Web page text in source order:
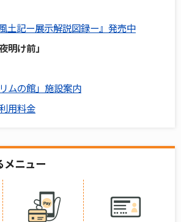
土記ー展示解説図録ー』発売中
明け前」
ムの館」施設案内
用料金
メニュー